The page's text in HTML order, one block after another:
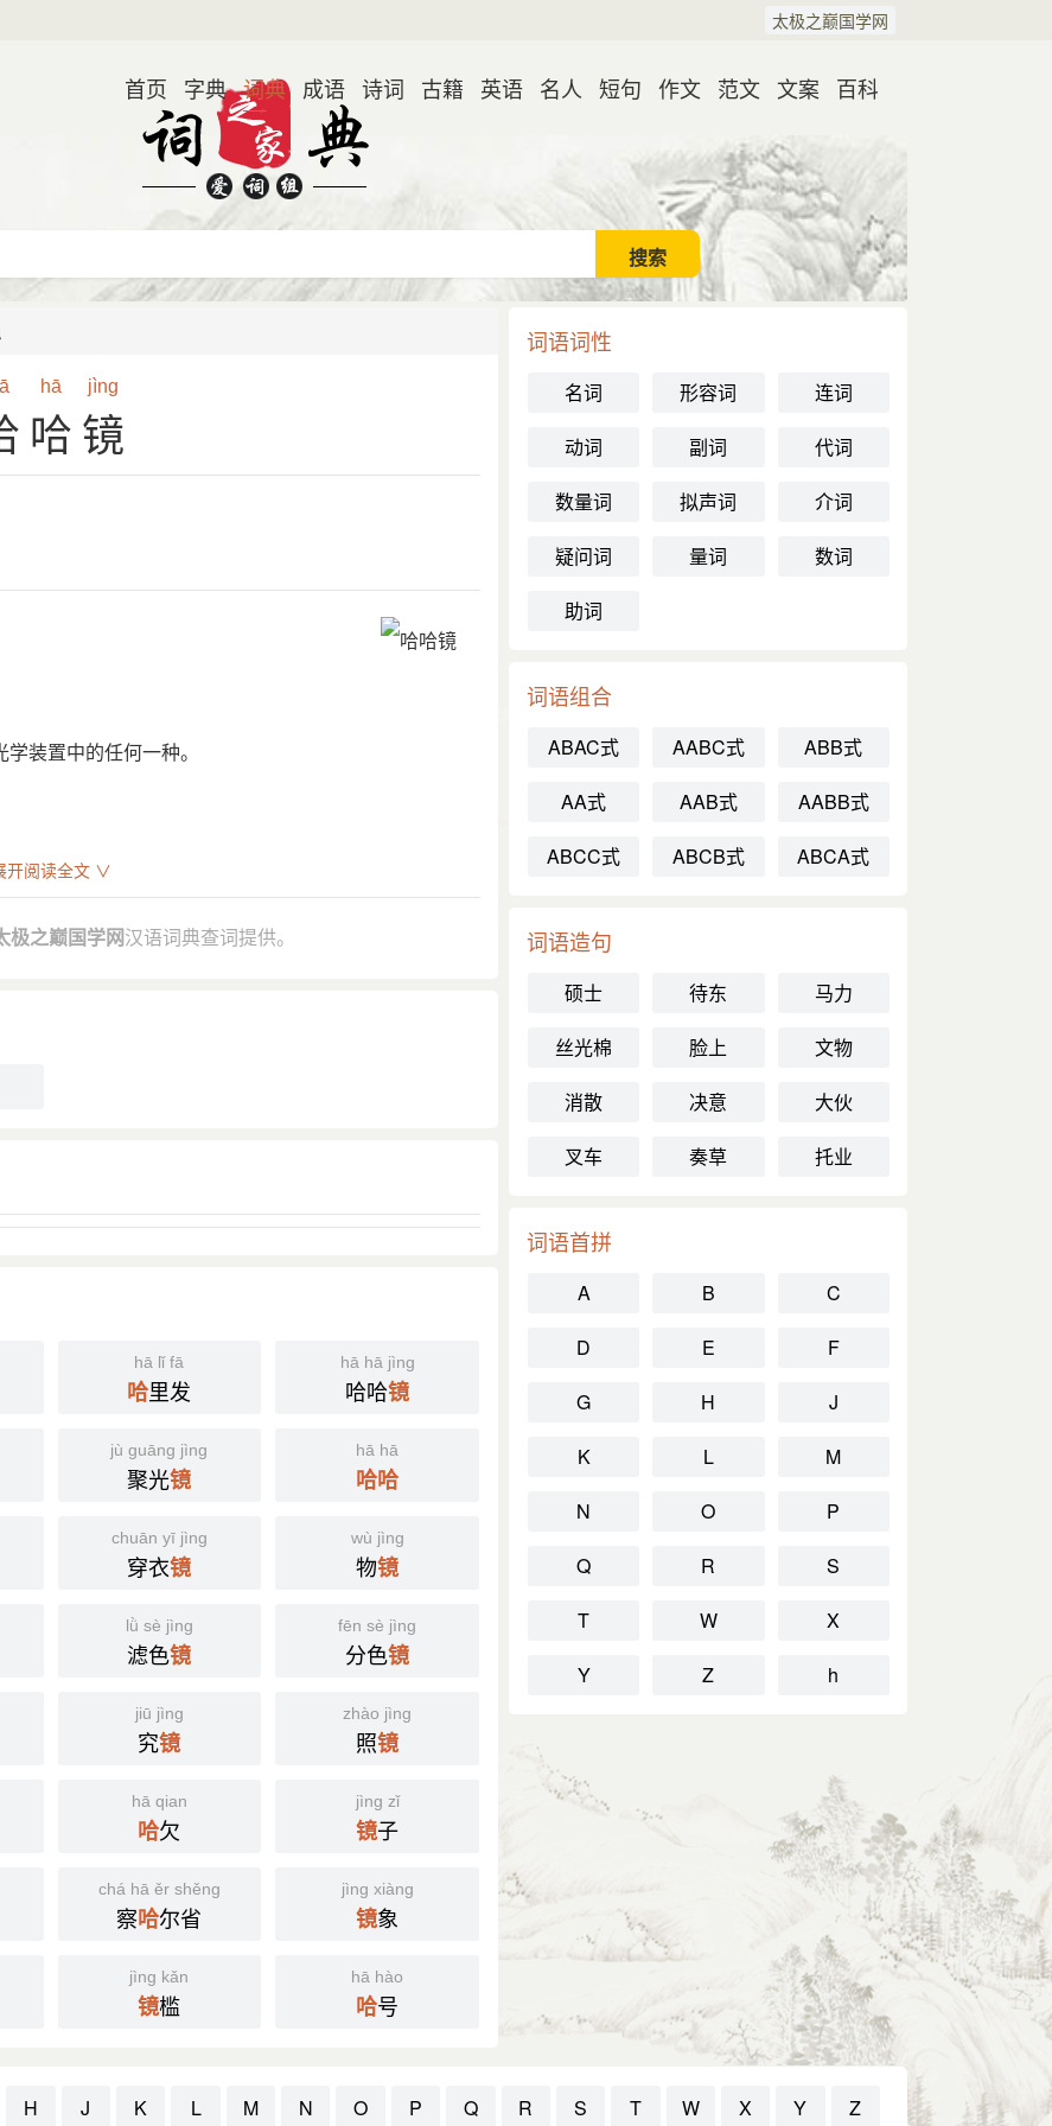
太极之巅国学网
首页 字典 词典 成语 诗词 古籍 英语 名人 短句 作文 范文 文案 百科
hā jìng
哈镜
装置中的任何一种。
怪状，引人发笑，故名。
都象是哈哈镜里照事物，夸张到了荒诞的程度。”
呈相奇形怪状，引人发笑。
开阅读全文 ∨
极之巅国学网汉语词典查词提供。
hā lǐ fā
哈里发
hā hā jìng
哈哈镜
jù guāng jìng
聚光镜
hā hā
哈哈
chuān yī jìng
穿衣镜
wù jìng
物镜
lǜ sè jìng
滤色镜
fēn sè jìng
分色镜
jiū jìng
究镜
zhào jìng
照镜
hā qian
哈欠
jìng zǐ
镜子
chá hā ěr shěng
察哈尔省
jìng xiàng
镜象
jìng kǎn
镜槛
hā hào
哈号
词语词性
名词 形容词
连词
动词
副词
代词
数量词
拟声词
介词
疑问词
量词
数词
助词
词语组合
ABAC式 AABC式
ABB式
AA式
AAB式
AABB式
ABCC式
ABCB式 ABCA式
词语造句
硕士 待东
马力
丝光棉
脸上
文物
消散
决意
大伙
叉车
奏草 托业
词语首拼
A B
C
D
E
F
G
H
J
K
L
M
N
O
P
Q
R
S
T
W
X
Y
Z h
H J K L M N O P Q R S T W X Y Z